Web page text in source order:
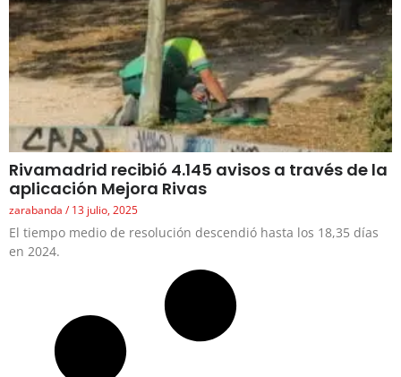
Rivamadrid recibió 4.145 avisos a través de la
aplicación Mejora Rivas
zarabanda 13 julio, 2025
El tiempo medio de resolución descendió hasta los 18,35 días
en 2024.